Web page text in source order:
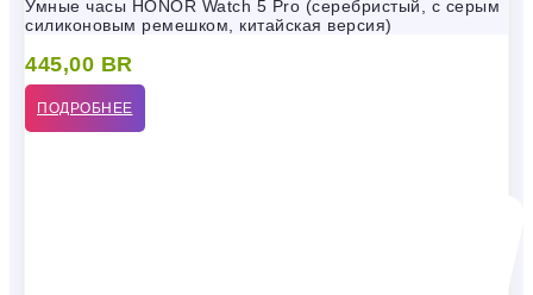
Умные часы HONOR Watch 5 Pro (серебристый, с серым
силиконовым ремешком, китайская версия)
445,00 BR
ПОДРОБНЕЕ